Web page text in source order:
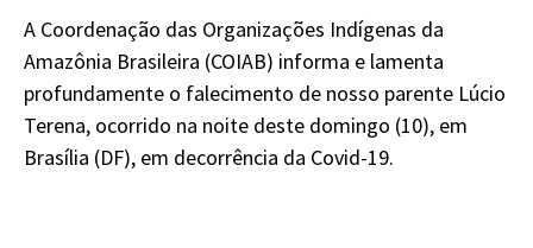
A Coordenação das Organizações Indígenas da
Amazônia Brasileira (COIAB) informa e lamenta
profundamente o falecimento de nosso parente Lúcio
Terena, ocorrido na noite deste domingo (10), em
Brasília (DF), em decorrência da Covid-19.